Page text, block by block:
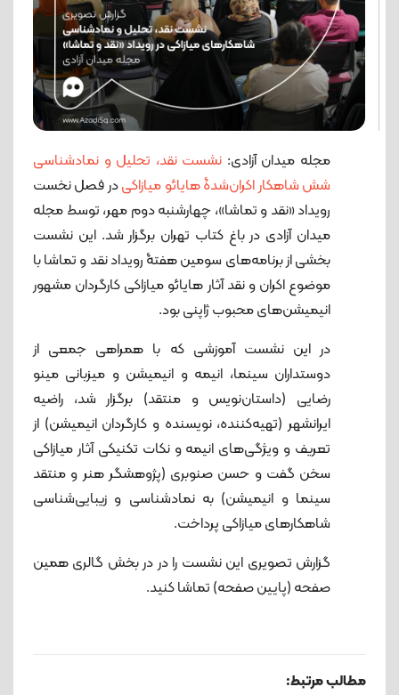
مجله میدان آزادی: نشست نقد، تحلیل و نمادشناسی
شش شاهکار اکران‌شدۀ هایائو میازاکیدر فصل نخست
رویداد «نقد و تماشا»، چهارشنبه دوم مهر، توسط مجله
میدان آزادی در باغ کتاب تهران برگزار شد. این نشست
بخشی از برنامه‌های سومین هفتۀ رویداد نقد و تماشا با
موضوع اکران و نقد آثار هایائو میازاکی کارگردان مشهور
انیمیشن‌های محبوب ژاپنی بود.
در این نشست آموزشی که با همراهی جمعی از
دوستداران سینما، انیمه و انیمیشن و میزبانی مینو
رضایی (داستان‌نویس و منتقد) برگزار شد، راضیه
ایرانشهر (تهیه‌کننده، نویسنده و کارگردان انیمیشن) از
تعریف و ویژگی‌های انیمه و نکات تکنیکی آثار میازاکی
سخن گفت و حسن صنوبری (پژوهشگر هنر و منتقد
سینما و انیمیشن) به نمادشناسی و زیبایی‌شناسی
شاهکارهای میازاکی پرداخت.
گزارش تصویری این نشست را در در بخش گالری همین
صفحه (پایین صفحه) تماشا کنید.
مطالب مرتبط: